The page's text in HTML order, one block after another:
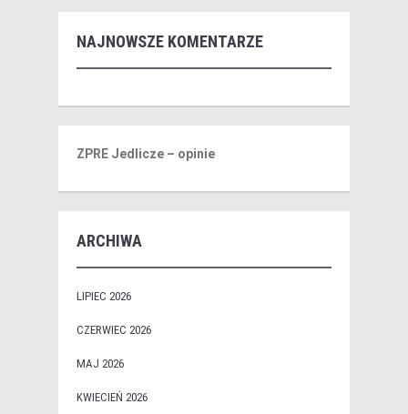
NAJNOWSZE KOMENTARZE
ZPRE Jedlicze – opinie
ARCHIWA
LIPIEC 2026
CZERWIEC 2026
MAJ 2026
KWIECIEŃ 2026